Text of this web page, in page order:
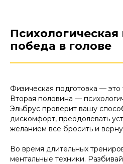
Психологическая
победа в голове
Физическая подготовка — это
Вторая половина —
Эльбрус проверит вашу
дискомфорт, преодолевать
желанием все бросить и
Во время длительных
ментальные техники.